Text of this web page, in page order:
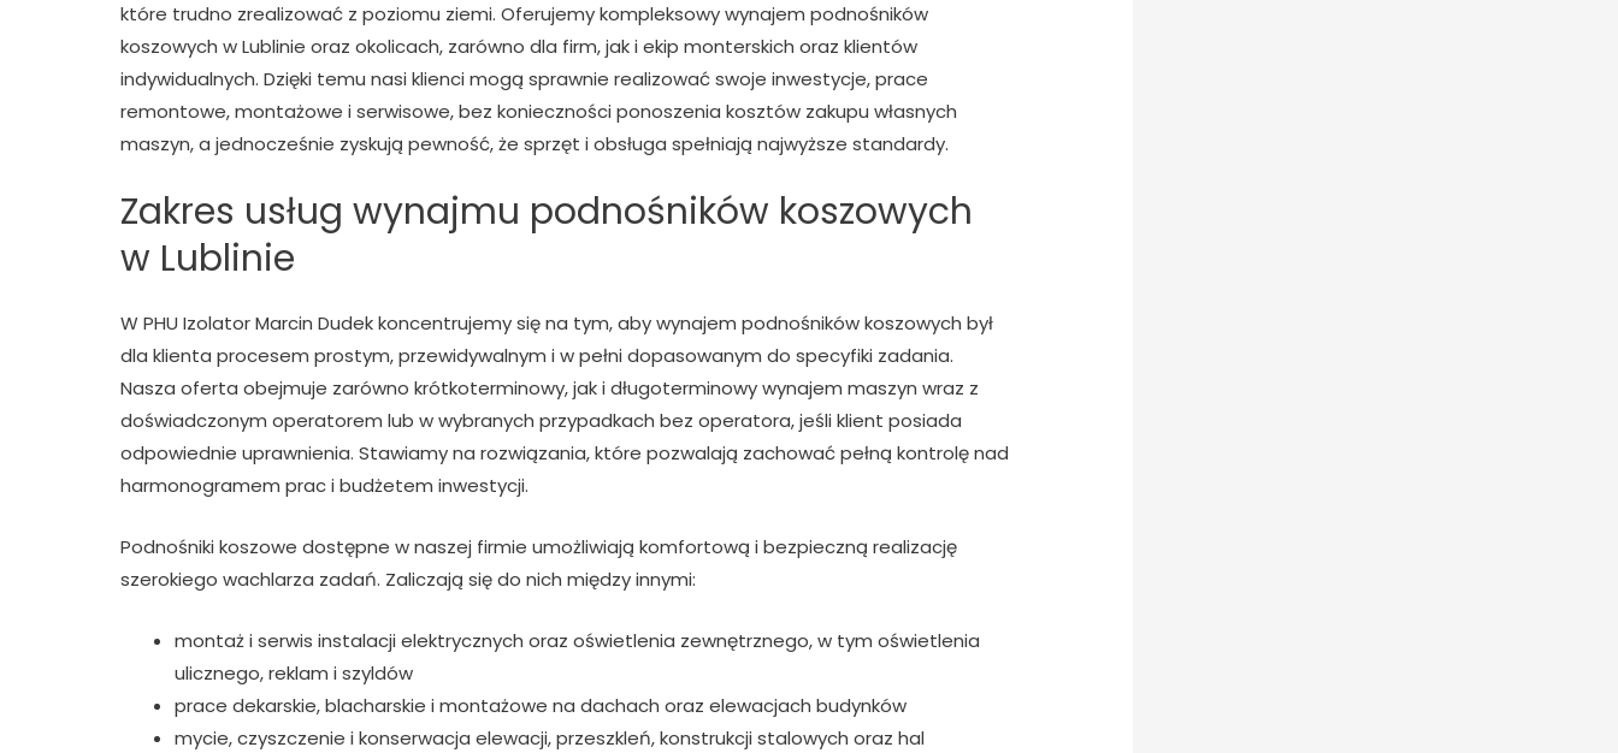
które trudno zrealizować z poziomu ziemi. Oferujemy kompleksowy wynajem podnośników
koszowych w Lublinie oraz okolicach, zarówno dla firm, jak i ekip monterskich oraz klientów
indywidualnych. Dzięki temu nasi klienci mogą sprawnie realizować swoje inwestycje, prace
remontowe, montażowe i serwisowe, bez konieczności ponoszenia kosztów zakupu własnych
maszyn, a jednocześnie zyskują pewność, że sprzęt i obsługa spełniają najwyższe standardy.
Zakres usług wynajmu podnośników koszowych
w Lublinie
W PHU Izolator Marcin Dudek koncentrujemy się na tym, aby wynajem podnośników koszowych był
dla klienta procesem prostym, przewidywalnym i w pełni dopasowanym do specyfiki zadania.
Nasza oferta obejmuje zarówno krótkoterminowy, jak i długoterminowy wynajem maszyn wraz z
doświadczonym operatorem lub w wybranych przypadkach bez operatora, jeśli klient posiada
odpowiednie uprawnienia. Stawiamy na rozwiązania, które pozwalają zachować pełną kontrolę nad
harmonogramem prac i budżetem inwestycji.
Podnośniki koszowe dostępne w naszej firmie umożliwiają komfortową i bezpieczną realizację
szerokiego wachlarza zadań. Zaliczają się do nich między innymi:
montaż i serwis instalacji elektrycznych oraz oświetlenia zewnętrznego, w tym oświetlenia
ulicznego, reklam i szyldów
prace dekarskie, blacharskie i montażowe na dachach oraz elewacjach budynków
mycie, czyszczenie i konserwacja elewacji, przeszkleń, konstrukcji stalowych oraz hal